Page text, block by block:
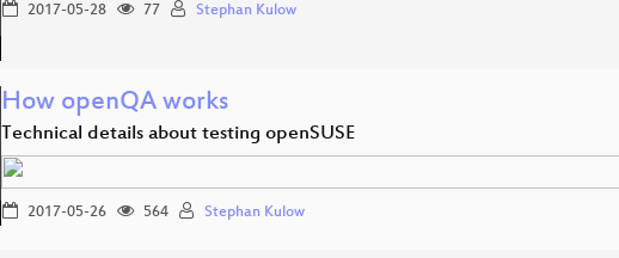
2017-05-28 77 Stephan Kulow
How openQA works
Technical details about testing openSUSE
2017-05-26 564 Stephan Kulow